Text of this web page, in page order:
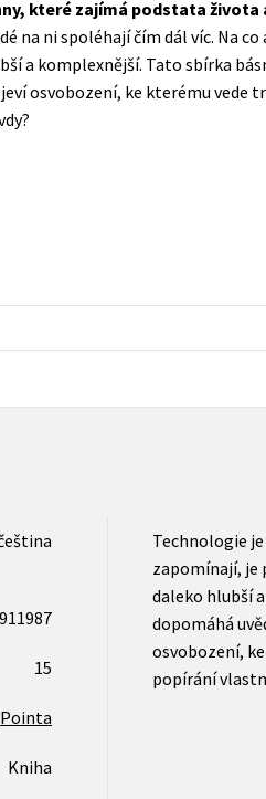
Populárně - naučná pro dospělé
Populárně - naučné pro děti
Předškoláci
které zajímá podstata života
na ni spoléhají čím dál víc. Na
a komplexnější. Tato sbírka
osvobození, ke kterému vede
15
Pointa
Kniha
Technologie
zapomínají, je
daleko hlubší
dopomáhá
osvobození,
popírání